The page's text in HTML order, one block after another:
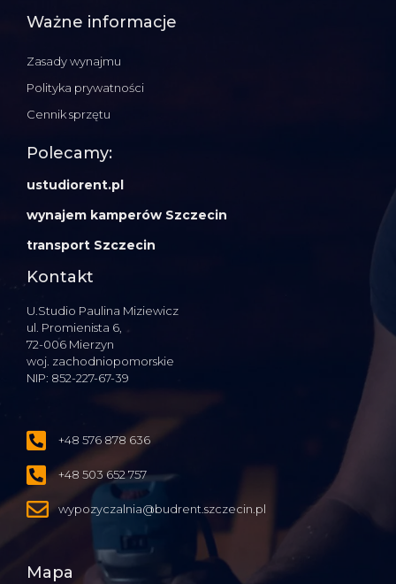
Ważne informacje
Zasady wynajmu
Polityka prywatności
Cennik sprzętu
Polecamy:
ustudiorent.pl
wynajem kamperów Szczecin
transport Szczecin
Kontakt
U.Studio Paulina Miziewicz
ul. Promienista 6,
72-006 Mierzyn
woj. zachodniopomorskie
NIP: 852-227-67-39
+48 576 878 636
+48 503 652 757
wypozyczalnia@budrent.szczecin.pl
Mapa